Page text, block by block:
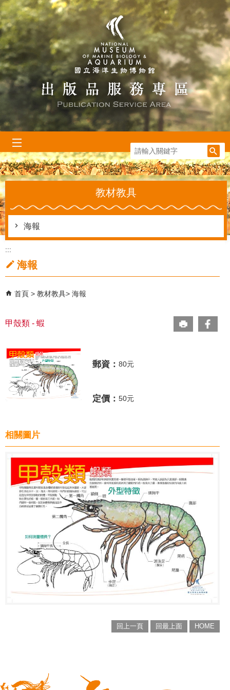
跳到主要內容區塊
:::
教材教具
海報
:::
海報
首頁 教材教具 海報
甲殼類 - 蝦
郵資： 80元
定價： 50元
相關圖片
回上一頁 回最上面 HOME